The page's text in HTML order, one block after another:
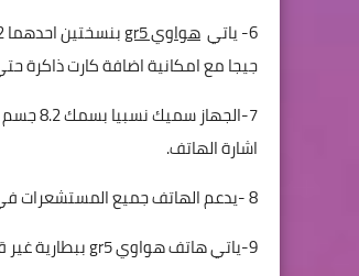
6- ياتي هواوي gr5
جيجا مع امكانية اضافة كارت ذاكرة حتي 128
7-
اشارة الهاتف.
8 -يدعم الهاتف جميع المستشعرات في ما عدا الجيرسكوب وال nfc ومستشعر ضربات القلب.
9-ياتي هاتف هواوي gr5 ببطارية غير قابلة للازالة والتبديل بسعة 3340 ملي امبير .